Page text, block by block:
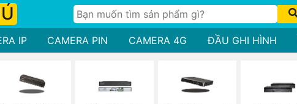
IP CAMERA PIN CAMERA 4G ĐẦU GHI HÌNH